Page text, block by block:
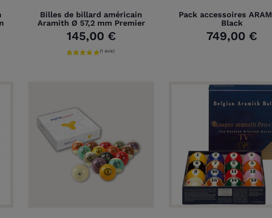
Billes de billard américain
Aramith Ø 57,2 mm Premier
145,00 €
Pack accessoires
Black
749,00 €